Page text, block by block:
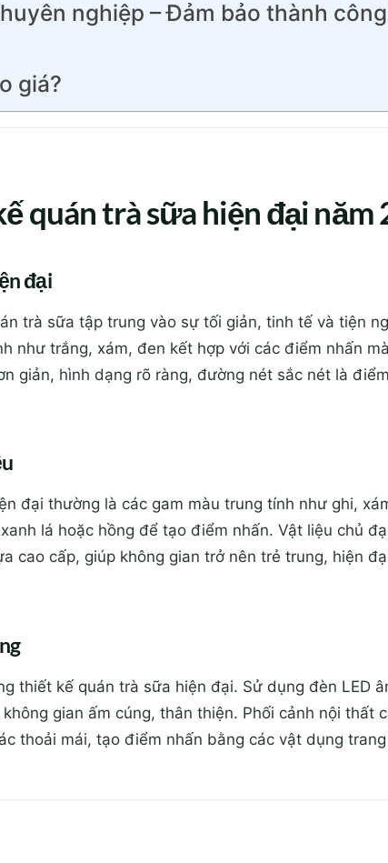
nghiệp – Đảm bảo thành
giá?
quán trà sữa hiện đại năm
đại
trà sữa tập trung vào sự tối giản, tinh tế và tiện
như trắng, xám, đen kết hợp với các điểm nhấn
giản, hình dạng rõ ràng, đường nét sắc nét là
đại thường là các gam màu trung tính như ghi,
lá hoặc hồng để tạo điểm nhấn. Vật liệu chủ
cao cấp, giúp không gian trở nên trẻ trung, hiện
thiết kế quán trà sữa hiện đại. Sử dụng đèn LED
gian ấm cúng, thân thiện. Phối cảnh nội thất
thoải mái, tạo điểm nhấn bằng các vật dụng